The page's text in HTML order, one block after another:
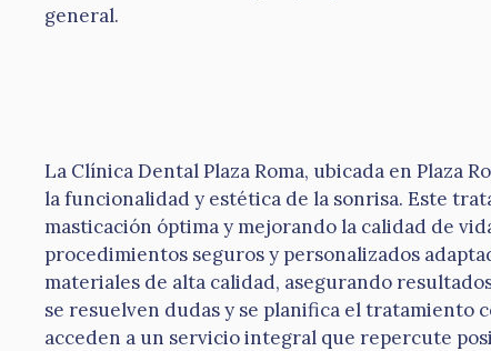
general.
La Clínica Dental Plaza Roma, ubicada en Plaza
la funcionalidad y estética de la sonrisa. Este
masticación óptima y mejorando la calidad de
procedimientos seguros y personalizados
materiales de alta calidad, asegurando
se resuelven dudas y se planifica el tratamiento
acceden a un servicio integral que repercute